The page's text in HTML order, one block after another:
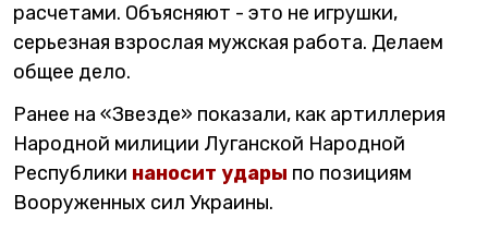
расчетами. Объясняют - это не игрушки,
серьезная взрослая мужская работа. Делаем
общее дело.
Ранее на «Звезде» показали, как артиллерия
Народной милиции Луганской Народной
Республики наносит удары по позициям
Вооруженных сил Украины.